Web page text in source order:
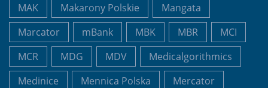
MAK
Makarony Polskie
Mangata
Marcator
mBank MBK MBR
MCI
MCR
MDG MDV
Medicalgorithmics
Medinice
Mennica Polska
Mercator